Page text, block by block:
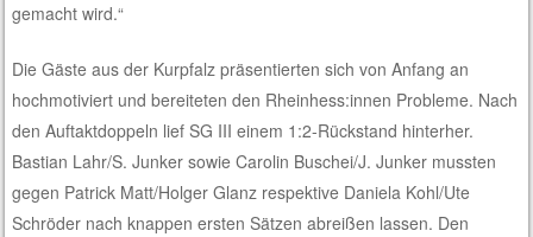
gemacht wird.“
Die Gäste aus der Kurpfalz präsentierten sich von Anfang an
hochmotiviert und bereiteten den Rheinhess:innen Probleme. Nach
den Auftaktdoppeln lief SG III einem 1:2-Rückstand hinterher.
Bastian Lahr/S. Junker sowie Carolin Buschei/J. Junker mussten
gegen Patrick Matt/Holger Glanz respektive Daniela Kohl/Ute
Schröder nach knappen ersten Sätzen abreißen lassen. Den